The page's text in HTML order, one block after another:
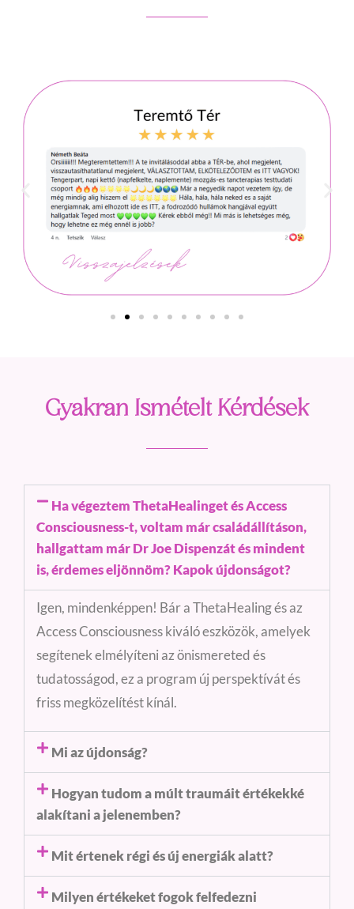
Gyakran Ismételt Kérdések
Ha végeztem ThetaHealinget és Access
Consciousness-t, voltam már családállításon,
hallgattam már Dr Joe Dispenzát és mindent
is, érdemes eljönnöm? Kapok újdonságot?
Igen, mindenképpen! Bár a ThetaHealing és az
Access Consciousness kiváló eszközök, amelyek
segítenek elmélyíteni az önismereted és
tudatosságod, ez a program új perspektívát és
friss megközelítést kínál.
Mi az újdonság?
Hogyan tudom a múlt traumáit értékekké
alakítani a jelenemben?
Mit értenek régi és új energiák alatt?
Milyen értékeket fogok felfedezni